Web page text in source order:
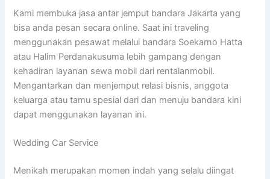
Kami membuka jasa antar jemput bandara Jakarta yang
bisa anda pesan secara online. Saat ini traveling
menggunakan pesawat melalui bandara Soekarno Hatta
atau Halim Perdanakusuma lebih gampang dengan
kehadiran layanan sewa mobil dari rentalanmobil.
Mengantarkan dan menjemput relasi bisnis, anggota
keluarga atau tamu spesial dari dan menuju bandara kini
dapat menggunakan layanan ini.
Wedding Car Service
Menikah merupakan momen indah yang selalu diingat